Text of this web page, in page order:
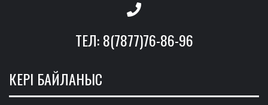
ТЕЛ: 8(7877)76-86-96
КЕРІ БАЙЛАНЫС